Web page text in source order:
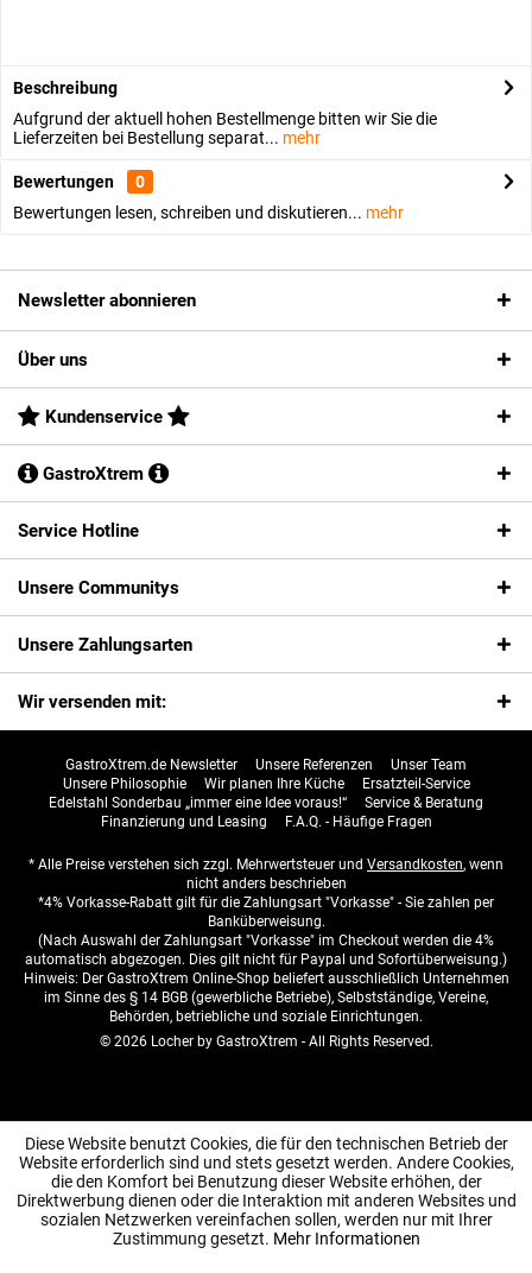
Beschreibung
Aufgrund der aktuell hohen Bestellmenge bitten wir Sie die
Lieferzeiten bei Bestellung separat... mehr
Bewertungen
0
Bewertungen lesen, schreiben und diskutieren... mehr
Newsletter abonnieren
Über uns
Kundenservice
GastroXtrem
Service Hotline
Unsere Communitys
Unsere Zahlungsarten
Wir versenden mit:
GastroXtrem.de Newsletter Unsere Referenzen
Unser Team
Unsere Philosophie
Wir planen Ihre Küche
Ersatzteil-Service
Edelstahl Sonderbau „immer eine Idee voraus!“
Service & Beratung
Finanzierung und Leasing
F.A.Q. - Häufige Fragen
* Alle Preise verstehen sich zzgl. Mehrwertsteuer und Versandkosten, wenn
nicht anders beschrieben
*4% Vorkasse-Rabatt gilt für die Zahlungsart "Vorkasse" - Sie zahlen per
Banküberweisung.
(Nach Auswahl der Zahlungsart "Vorkasse" im Checkout werden die 4%
automatisch abgezogen. Dies gilt nicht für Paypal und Sofortüberweisung.)
Hinweis: Der GastroXtrem Online-Shop beliefert ausschließlich Unternehmen
im Sinne des § 14 BGB (gewerbliche Betriebe), Selbstständige, Vereine,
Behörden, betriebliche und soziale Einrichtungen.
© 2026 Locher by GastroXtrem - All Rights Reserved.
Diese Website benutzt Cookies, die für den technischen Betrieb der
Website erforderlich sind und stets gesetzt werden. Andere Cookies,
die den Komfort bei Benutzung dieser Website erhöhen, der
Direktwerbung dienen oder die Interaktion mit anderen Websites und
sozialen Netzwerken vereinfachen sollen, werden nur mit Ihrer
Zustimmung gesetzt. Mehr Informationen